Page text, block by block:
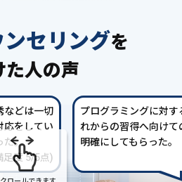
セリングを
た人の声
などは一切
応をしてい
た。
足度 5/5点)
プログラミングに対
れからの習得へ向け
明確にしてもらった。